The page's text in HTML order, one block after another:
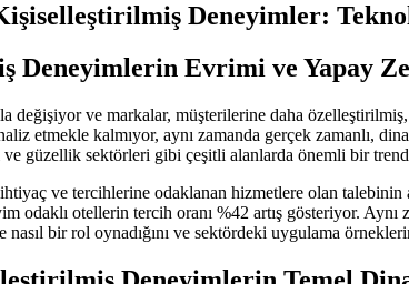
Deneyimler:
Deneyimlerin Evrimi ve Yapay
değişiyor ve markalar, müşterilerine daha
etmekle kalmıyor, aynı zamanda gerçek zamanlı,
güzellik sektörleri gibi çeşitli alanlarda önemli bir
ve tercihlerine odaklanan hizmetlere olan
odaklı otellerin tercih oranı %42 artış gösteriyor. Aynı
bir rol oynadığını ve sektördeki uygulama